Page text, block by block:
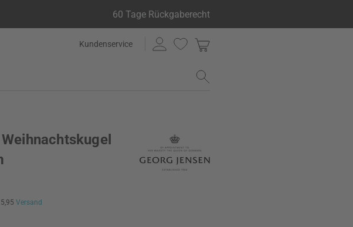
60 Tage Rückgaberecht
Kundenservice
Versand